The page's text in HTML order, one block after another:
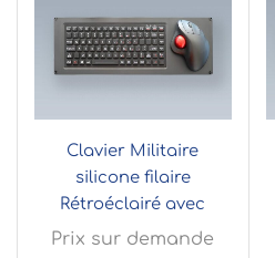
Clavier Militaire
silicone filaire
Rétroéclairé avec
souris et trackball
Prix sur demande